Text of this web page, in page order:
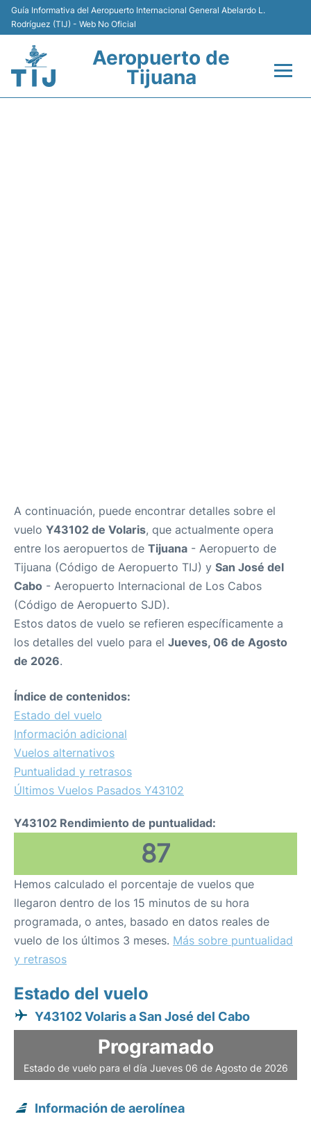
Guía Informativa del Aeropuerto Internacional General Abelardo L.
Rodríguez (TIJ) - Web No Oficial
Aeropuerto de
Tijuana
A continuación, puede encontrar detalles sobre el
vuelo Y43102 de Volaris, que actualmente opera
entre los aeropuertos de Tijuana - Aeropuerto de
Tijuana (Código de Aeropuerto TIJ) y San José del
Cabo - Aeropuerto Internacional de Los Cabos
(Código de Aeropuerto SJD).
Estos datos de vuelo se refieren específicamente a
los detalles del vuelo para el Jueves, 06 de Agosto
de 2026.
Índice de contenidos:
Estado del vuelo
Información adicional
Vuelos alternativos
Puntualidad y retrasos
Últimos Vuelos Pasados Y43102
Y43102 Rendimiento de puntualidad:
87
Hemos calculado el porcentaje de vuelos que
llegaron dentro de los 15 minutos de su hora
programada, o antes, basado en datos reales de
vuelo de los últimos 3 meses. Más sobre puntualidad
y retrasos
Estado del vuelo
Y43102 Volaris a San José del Cabo
Programado
Estado de vuelo para el día Jueves 06 de Agosto de 2026
Información de aerolínea